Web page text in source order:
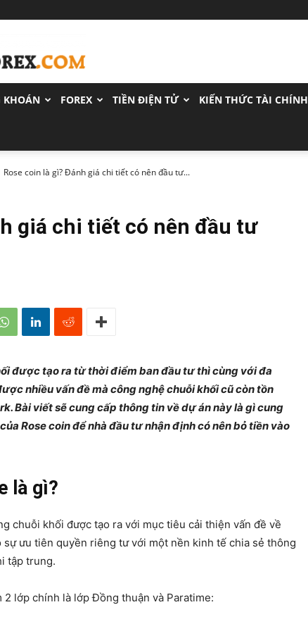
KHOÁN FOREX TIỀN ĐIỆN TỬ KIẾN THỨC TÀI CHÍNH
Rose coin là gì? Đánh giá chi tiết có nên đầu tư...
giá chi tiết có nên đầu tư
được tạo ra từ thời điểm ban đầu tư thì cùng với đa
nhiều vấn đề mà công nghệ chuỗi khối cũ còn tồn
Bài viết sẽ cung cấp thông tin về dự án này là gì cung
Rose coin để nhà đầu tư nhận định có nên bỏ tiền vào
là gì?
chuỗi khối được tạo ra với mục tiêu cải thiện vấn đề về
ưu tiên quyền riêng tư với một nền kinh tế chia sẻ thông
tập trung.
2 lớp chính là lớp Đồng thuận và Paratime: